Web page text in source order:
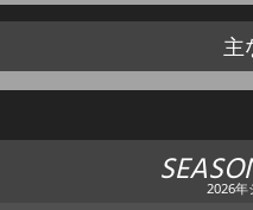
主
2026年